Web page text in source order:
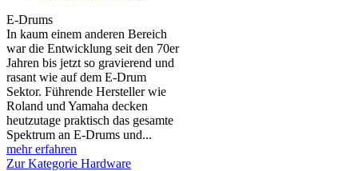
E-Drums
In kaum einem anderen Bereich
war die Entwicklung seit den 70er
Jahren bis jetzt so gravierend und
rasant wie auf dem E-Drum
Sektor. Führende Hersteller wie
Roland und Yamaha decken
heutzutage praktisch das gesamte
Spektrum an E-Drums und...
mehr erfahren
Zur Kategorie Hardware